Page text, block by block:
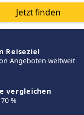
Jetzt finden
Reiseziel
Angeboten weltweit
vergleichen
%